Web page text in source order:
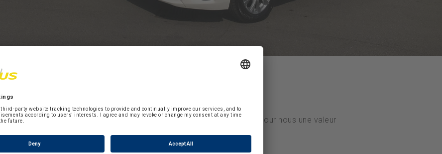
vous restez mobile en cas d’accident. Le service représente pour nous une valeur
venons chercher votre voiture chez vous.